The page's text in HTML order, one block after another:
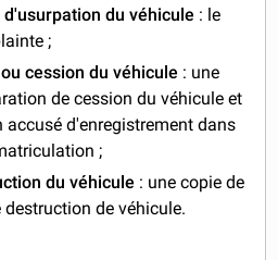
du véhicule : le
;
cession du véhicule : une
de cession du véhicule et
accusé d'enregistrement dans
;
du véhicule : une copie de
de véhicule.